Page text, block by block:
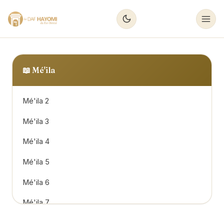
📖 Mé'ila
Mé'ila 2
Mé'ila 3
Mé'ila 4
Mé'ila 5
Mé'ila 6
Mé'ila 7